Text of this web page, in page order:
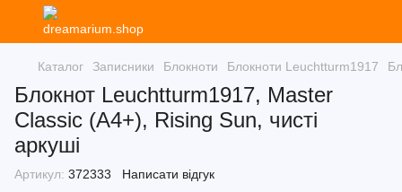
Каталог Записники Блокноти Блокноти Leuchtturm1917
Блокнот Leuchtturm1917, Master
Classic (А4+), Rising Sun, чисті
аркуші
Артикул: 372333 Написати відгук